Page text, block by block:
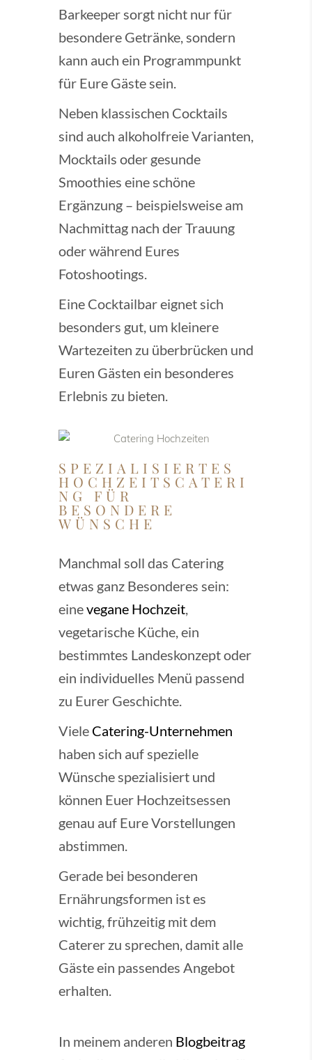
Barkeeper sorgt nicht nur für
besondere Getränke, sondern
kann auch ein Programmpunkt
für Eure Gäste sein.
Neben klassischen Cocktails
sind auch alkoholfreie Varianten,
Mocktails oder gesunde
Smoothies eine schöne
Ergänzung – beispielsweise am
Nachmittag nach der Trauung
oder während Eures
Fotoshootings.
Eine Cocktailbar eignet sich
besonders gut, um kleinere
Wartezeiten zu überbrücken und
Euren Gästen ein besonderes
Erlebnis zu bieten.
SPEZIALISIERTES
HOCHZEITSCATERI
NG FÜR
BESONDERE
WÜNSCHE
Manchmal soll das Catering
etwas ganz Besonderes sein:
einevegane Hochzeit,
vegetarische Küche, ein
bestimmtes Landeskonzept oder
ein individuelles Menü passend
zu Eurer Geschichte.
Viele Catering-Unternehmen
haben sich auf spezielle
Wünsche spezialisiert und
können Euer Hochzeitsessen
genau auf Eure Vorstellungen
abstimmen.
Gerade bei besonderen
Ernährungsformen ist es
wichtig, frühzeitig mit dem
Caterer zu sprechen, damit alle
Gäste ein passendes Angebot
erhalten.
In meinem anderen Blogbeitrag